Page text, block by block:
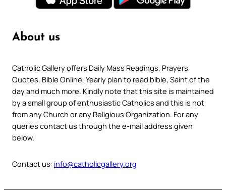
About us
Catholic Gallery offers Daily Mass Readings, Prayers,
Quotes, Bible Online, Yearly plan to read bible, Saint of the
day and much more. Kindly note that this site is maintained
by a small group of enthusiastic Catholics and this is not
from any Church or any Religious Organization. For any
queries contact us through the e-mail address given
below.
Contact us: info@catholicgallery.org